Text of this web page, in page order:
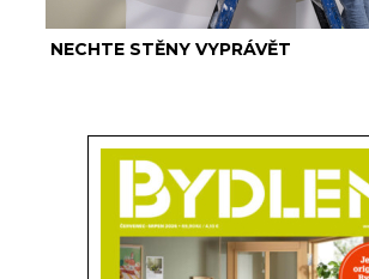
NECHTE STĚNY VYPRÁVĚT